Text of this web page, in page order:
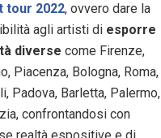
tour 2022, ovvero dare la
agli artisti di esporre
diverse come Firenze,
Piacenza, Bologna, Roma,
Padova, Barletta, Palermo,
confrontandosi con